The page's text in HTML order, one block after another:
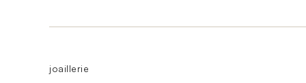
joaillerie